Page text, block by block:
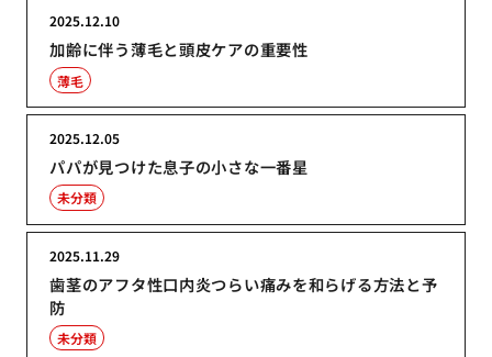
加齢に伴う薄毛と頭皮ケアの重要性
2025.12.10
薄毛
パパが見つけた息子の小さな一番星
2025.12.05
未分類
歯茎のアフタ性口内炎つらい痛みを和らげる方法と予
防
2025.11.29
未分類